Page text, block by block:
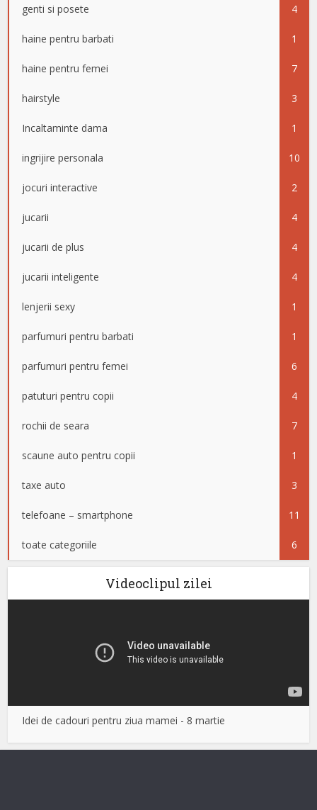
genti si posete 4
haine pentru barbati 1
haine pentru femei 7
hairstyle 3
Incaltaminte dama 1
ingrijire personala 10
jocuri interactive 2
jucarii 4
jucarii de plus 4
jucarii inteligente 4
lenjerii sexy 1
parfumuri pentru barbati 1
parfumuri pentru femei 6
patuturi pentru copii 4
rochii de seara 7
scaune auto pentru copii 1
taxe auto 3
telefoane – smartphone 11
toate categoriile 6
Videoclipul zilei
Idei de cadouri pentru ziua mamei - 8 martie